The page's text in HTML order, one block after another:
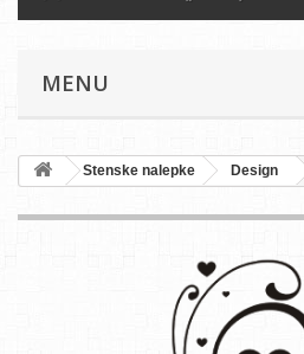
MENU
Stenske nalepke Design